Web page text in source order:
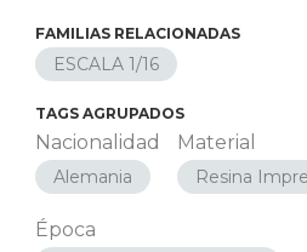
FAMILIAS RELACIONADAS
ESCALA 1/16
TAGS AGRUPADOS
Nacionalidad
Alemania
Material
Resina
Época